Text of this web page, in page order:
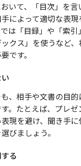
いて、「目次」を
によって適切な表
は「目録」や「索
クス」を使うなど
です。
、相手や文書の目
。たとえば、プレ
現を避け、聞き手
びましょう。
る